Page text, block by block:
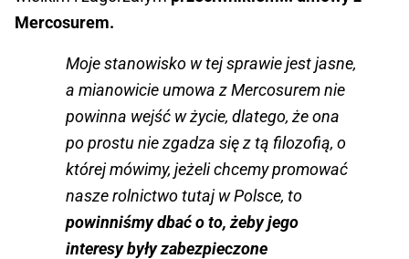
Mercosurem.
Moje stanowisko w tej sprawie jest jasne,
a mianowicie umowa z Mercosurem nie
powinna wejść w życie, dlatego, że ona
po prostu nie zgadza się z tą filozofią, o
której mówimy, jeżeli chcemy promować
nasze rolnictwo tutaj w Polsce, to
powinniśmy dbać o to, żeby jego
interesy były zabezpieczone